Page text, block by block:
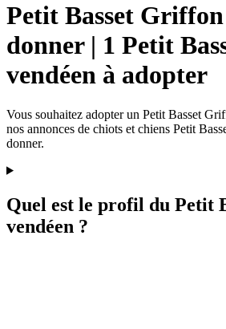
Petit Basset Griffon
donner | 1 Petit
vendéen à adopter
Vous souhaitez adopter un Petit Basset
nos annonces de chiots et chiens Petit
donner.
Quel est le profil du Petit
vendéen ?